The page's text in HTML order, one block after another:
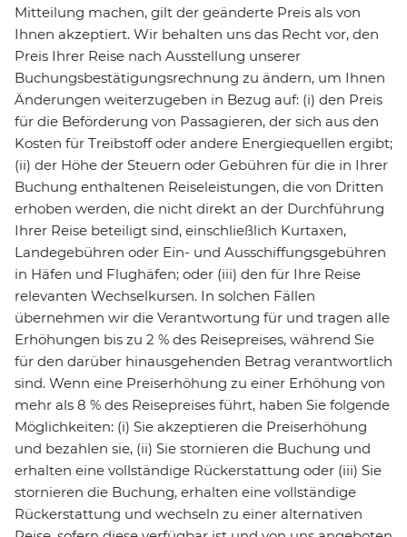
Mitteilung machen, gilt der geänderte Preis als von
Ihnen akzeptiert. Wir behalten uns das Recht vor, den
Preis Ihrer Reise nach Ausstellung unserer
Buchungsbestätigungsrechnung zu ändern, um Ihnen
Änderungen weiterzugeben in Bezug auf: (i) den Preis
für die Beförderung von Passagieren, der sich aus den
Kosten für Treibstoff oder andere Energiequellen ergibt;
(ii) der Höhe der Steuern oder Gebühren für die in Ihrer
Buchung enthaltenen Reiseleistungen, die von Dritten
erhoben werden, die nicht direkt an der Durchführung
Ihrer Reise beteiligt sind, einschließlich Kurtaxen,
Landegebühren oder Ein- und Ausschiffungsgebühren
in Häfen und Flughäfen; oder (iii) den für Ihre Reise
relevanten Wechselkursen. In solchen Fällen
übernehmen wir die Verantwortung für und tragen alle
Erhöhungen bis zu 2 % des Reisepreises, während Sie
für den darüber hinausgehenden Betrag verantwortlich
sind. Wenn eine Preiserhöhung zu einer Erhöhung von
mehr als 8 % des Reisepreises führt, haben Sie folgende
Möglichkeiten: (i) Sie akzeptieren die Preiserhöhung
und bezahlen sie, (ii) Sie stornieren die Buchung und
erhalten eine vollständige Rückerstattung oder (iii) Sie
stornieren die Buchung, erhalten eine vollständige
Rückerstattung und wechseln zu einer alternativen